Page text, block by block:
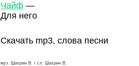
Чайф —
Для него
Скачать mp3, слова песни
муз. Шахрин В. / сл. Шахрин В.